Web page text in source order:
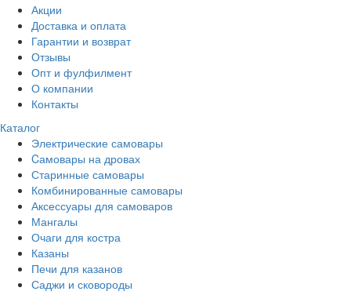
Акции
Доставка и оплата
Гарантии и возврат
Отзывы
Опт и фулфилмент
О компании
Контакты
Каталог
Электрические самовары
Cамовары на дровах
Старинные самовары
Комбинированные самовары
Аксессуары для самоваров
Мангалы
Очаги для костра
Казаны
Печи для казанов
Саджи и сковороды